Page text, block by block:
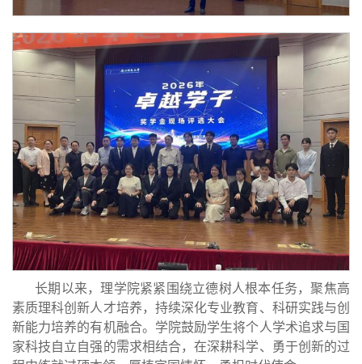
长期以来，理学院紧紧围绕立德树人根本任务，聚焦高
素质理科创新人才培养，持续深化专业教育、科研实践与创
新能力培养的有机融合。学院鼓励学生将个人学术追求与国
家科技自立自强的需求相结合，在深耕科学、勇于创新的过